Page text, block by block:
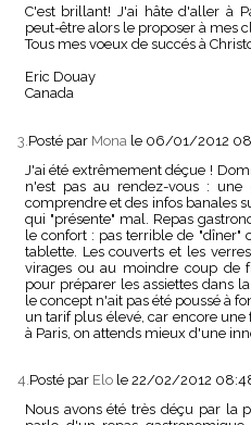
C'est brillant! J'ai hâte d'aller à
peut-être alors le proposer à mes
Tous mes voeux de succés à
Eric Douay
Canada
3. Posté par Mona le 06/01/2012
J'ai été extrêmement déçue !
n'est pas au rendez-vous :
comprendre et des infos banales
qui "présente" mal. Repas
le confort : pas terrible de "dîner"
tablette. Les couverts et les
virages ou au moindre coup de
pour préparer les assiettes dans
le concept n'ait pas été poussé à
un tarif plus élevé, car encore une
à Paris, on attends mieux d'une
4.Posté par Elo le 22/02/2012
Nous avons été très déçu par la